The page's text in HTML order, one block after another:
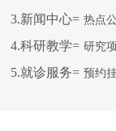
3.新闻中心= 热点
4.科研教学= 研究
5.就诊服务= 预约